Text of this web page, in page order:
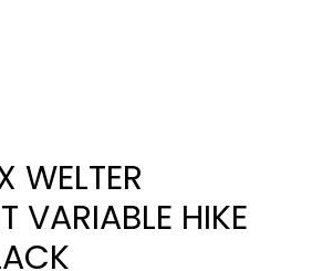
WELTER
VARIABLE HIKE